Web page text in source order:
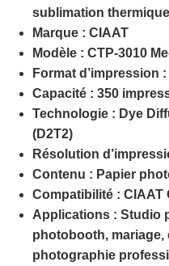
sublimation thermique
Marque : CIAAT
Modèle : CTP-3010
Format d’impression :
Capacité : 350
Technologie : Dye
(D2T2)
Résolution
Contenu : Papier
Compatibilité : CIAAT
Applications : Studio
photobooth, mariage,
photographie